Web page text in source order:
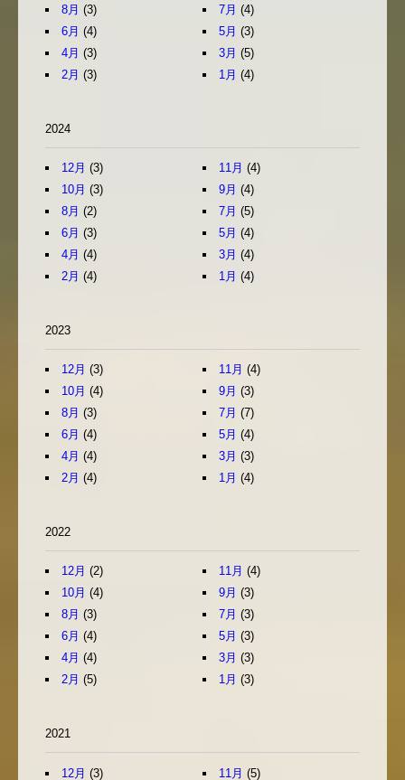
8月 (3) 7月 (4)
6月 (4) 5月 (3)
4月 (3) 3月 (5)
2月 (3) 1月 (4)
2024
12月 (3) 11月 (4)
10月 (3) 9月 (4)
8月 (2) 7月 (5)
6月 (3) 5月 (4)
4月 (4) 3月 (4)
2月 (4) 1月 (4)
2023
12月 (3) 11月 (4)
10月 (4) 9月 (3)
8月 (3) 7月 (7)
6月 (4) 5月 (4)
4月 (4) 3月 (3)
2月 (4) 1月 (4)
2022
12月 (2) 11月 (4)
10月 (4) 9月 (3)
8月 (3) 7月 (3)
6月 (4) 5月 (3)
4月 (4) 3月 (3)
2月 (5) 1月 (3)
2021
12月 (3) 11月 (5)